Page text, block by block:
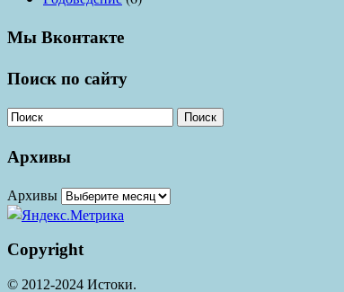
Мы Вконтакте
Поиск по сайту
Поиск
Архивы
Архивы
Copyright
© 2012-2024 Истоки.